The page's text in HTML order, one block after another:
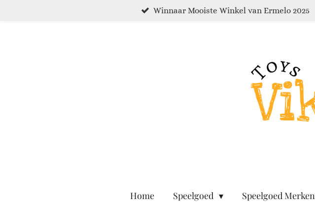
Winnaar Mooiste Winkel van Ermelo 2025
Home Speelgoed Speelgoed Merken